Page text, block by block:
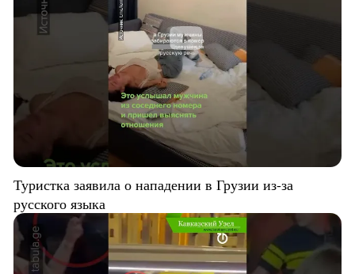
Туристка заявила о нападении в Грузии из-за
русского языка